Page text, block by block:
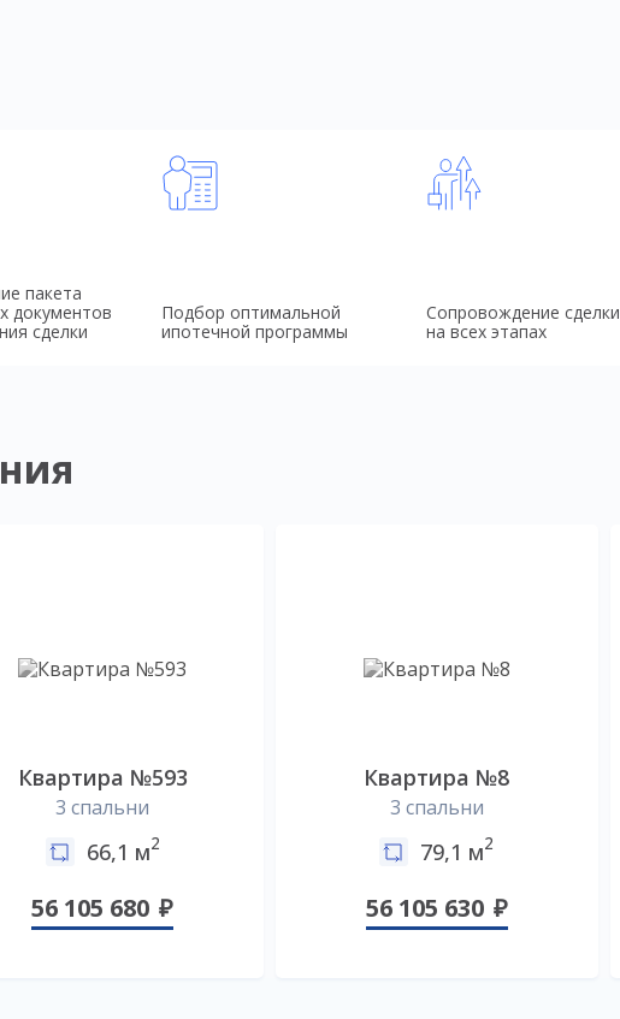
пакета
документов
сделки
Подбор оптимальной
ипотечной программы
Сопровождение сделки
на всех этапах
Квартира №593
3 спальни
66,1 м2
56 105 680
Квартира №8
3 спальни
79,1 м2
56 105 630